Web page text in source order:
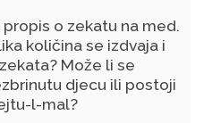
o zekatu na med.
količina se izdvaja i
Može li se
djecu ili postoji
l-mal?